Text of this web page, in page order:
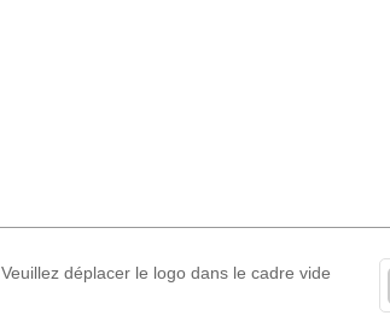
Veuillez déplacer le logo dans le cadre vide